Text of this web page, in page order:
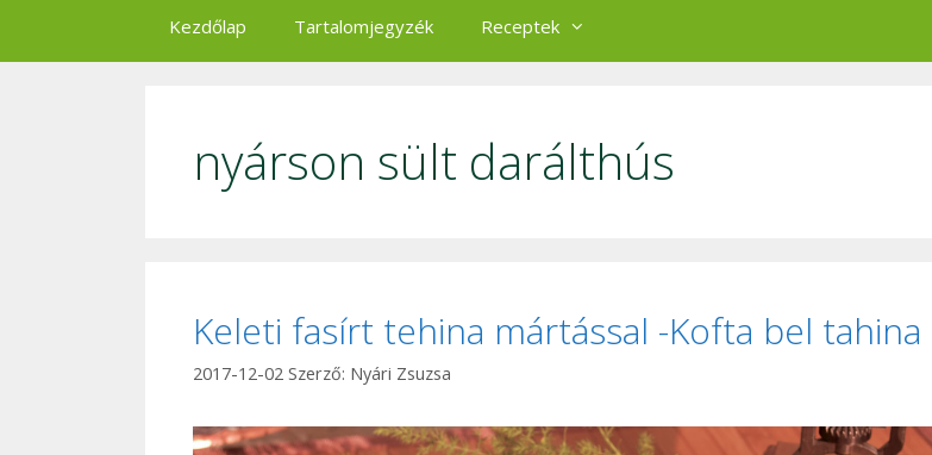
Kezdőlap Tartalomjegyzék Receptek
nyárson sült darálthús
Keleti fasírt tehina mártással -Kofta bel tahina
2017-12-02 Szerző: Nyári Zsuzsa